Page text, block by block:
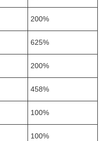
200%
625%
200%
458%
100%
100%